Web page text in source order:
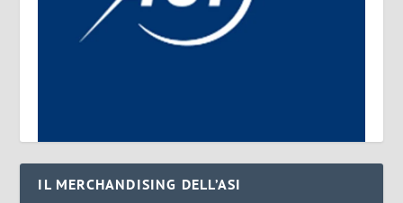
IL MERCHANDISING DELL’ASI